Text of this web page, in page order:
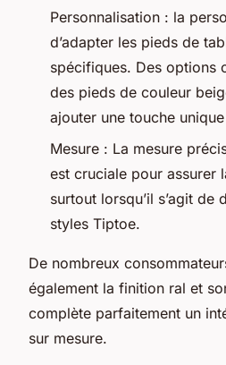
Personnalisation : la
d’adapter les pieds de
spécifiques. Des options
des pieds de couleur
ajouter une touche
Mesure : La mesure
est cruciale pour assurer
surtout lorsqu’il s’agit de
styles Tiptoe.
De nombreux
également la finition ral et
complète parfaitement un
sur mesure.